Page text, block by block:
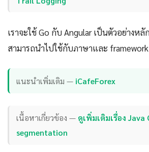
เราจะใช้ Go กับ Angular เป็นตัวอย่างห
สามารถนำไปใช้กับภาษาและ
แนะนำเพิ่มเติม — iCafeForex
เนื้อหาเกี่ยวข้อง — ดูเพิ่มเติมเรื่อง Java
segmentation